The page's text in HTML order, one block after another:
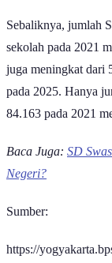
Sebaliknya, jumlah
sekolah pada 2021
juga meningkat dari
pada 2025. Hanya
84.163 pada 2021
Baca Juga: SD
Negeri?
Sumber:
https://